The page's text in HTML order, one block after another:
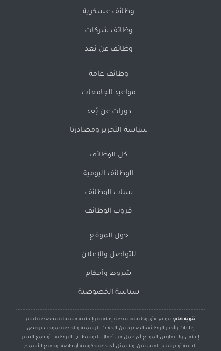
وظائف عسكرية
وظائف شركات
وظائف عن بُعد
وظائف عامة
مواعيد الجامعات
دورات عن بُعد
سياسة التحرير ومصادرنا
كل الوظائف
الوظائف اليومية
سناب الوظائف
قروب الوظائف
حول الموقع
للتواصل والإعلان
شروط وأحكام
سياسة الخصوصية
تنويه هام: موقع «أي وظيفة» منصة إعلامية وإعلانية مستقلة مخصصة لنشر
إعلانات وأخبار الوظائف الصادرة من الجهات الرسمية والخاصة بموجب ترخيص
إعلامي، ولا يمارس الموقع أي عمل من أعمال التوسط في التوظيف أو جمع السير
الذاتية أو ترشيح المتقدمين، ولا يمثل أي جهة حكومية أو خاصة، وجميع الأسماء